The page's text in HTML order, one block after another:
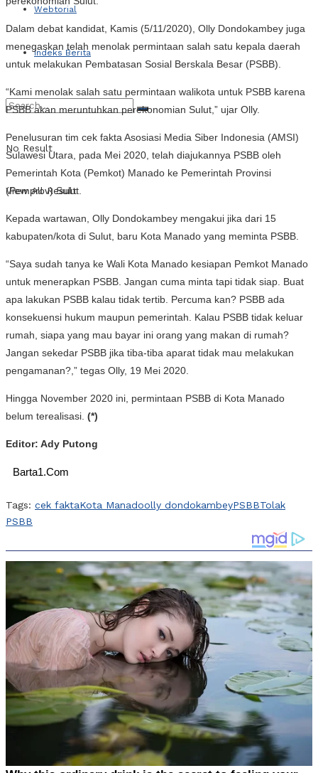
Webtorial
Indeks Berita
No Result
View All Result
Dalam debat kandidat, Kamis (5/11/2020), Olly Dondokambey juga
menegaskan telah menolak permintaan salah satu kepala daerah
untuk melakukan Pembatasan Sosial Berskala Besar (PSBB).
“Kami menolak salah satu permintaan walikota untuk PSBB karena
PSBB akan meruntuhkan perekonomian Sulut,” ujar Olly.
Penelusuran tim cek fakta Asosiasi Media Siber Indonesia (AMSI)
Sulawesi Utara, pada Mei 2020, telah diajukannya PSBB oleh
Pemerintah Kota (Pemkot) Manado ke Pemerintah Provinsi
(Pemprov) Sulut.
Kepada wartawan, Olly Dondokambey mengakui jika dari 15
kabupaten/kota di Sulut, baru Kota Manado yang meminta PSBB.
“Saya sudah tanya ke Wali Kota Manado kesiapan Pemkot Manado
untuk menerapkan PSBB. Jangan cuma minta tapi tidak siap. Buat
apa lakukan PSBB kalau tidak tertib. Percuma kan? PSBB ada
konsekuensi hukum maupun pemerintah. Kalau PSBB tidak keluar
rumah, siapa yang mau bayar ini orang yang makan di rumah?
Jangan sekedar PSBB jika tiba-tiba aparat tidak mau melakukan
pengamanan?,” tegas Olly, 19 Mei 2020.
Hingga November 2020 ini, permintaan PSBB di Kota Manado
belum terealisasi. (*)
Editor: Ady Putong
Barta1.Com
Tags: cek faktaKota Manadoolly dondokambeyPSBBTolak
PSBB